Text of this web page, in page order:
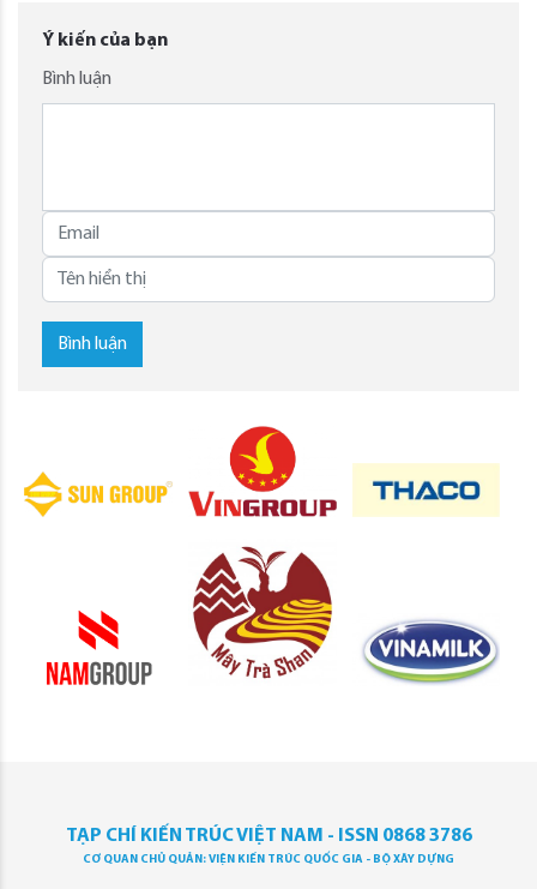
Ý kiến của bạn
Bình luận
Bình luận
TẠP CHÍ KIẾN TRÚC VIỆT NAM - ISSN 0868 3786
CƠ QUAN CHỦ QUẢN: VIỆN KIẾN TRÚC QUỐC GIA - BỘ XÂY DỰNG